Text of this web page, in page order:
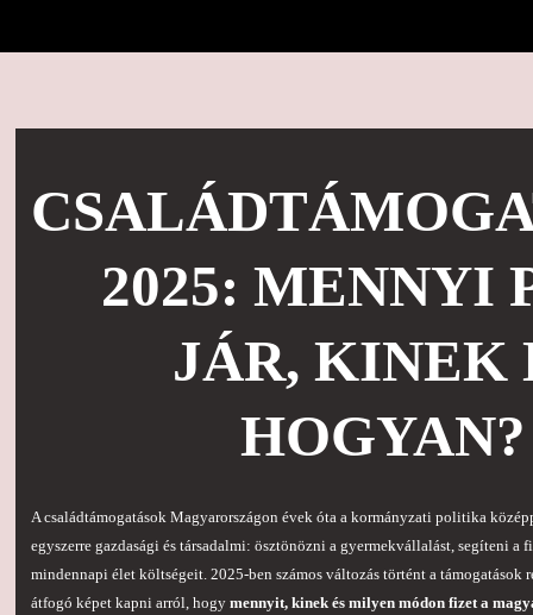
2025: MENNYI
JÁR, KINEK
HOGYAN?
A családtámogatások Magyarországon évek óta a kormányzati politika
egyszerre gazdasági és társadalmi: ösztönözni a gyermekvállalást, segíteni a
mindennapi élet költségeit. 2025-ben számos változás történt a támogatások
átfogó képet kapni arról, hogy mennyit, kinek és milyen módon fizet a